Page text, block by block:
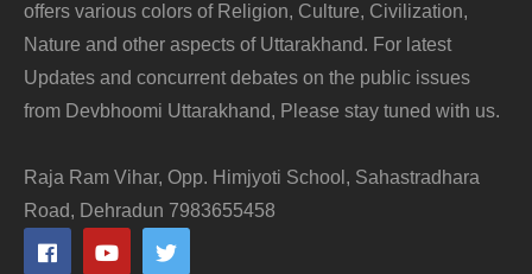
offers various colors of Religion, Culture, Civilization,
Nature and other aspects of Uttarakhand. For latest
Updates and concurrent debates on the public issues
from Devbhoomi Uttarakhand, Please stay tuned with us.
Raja Ram Vihar, Opp. Himjyoti School, Sahastradhara
Road, Dehradun 7983655458